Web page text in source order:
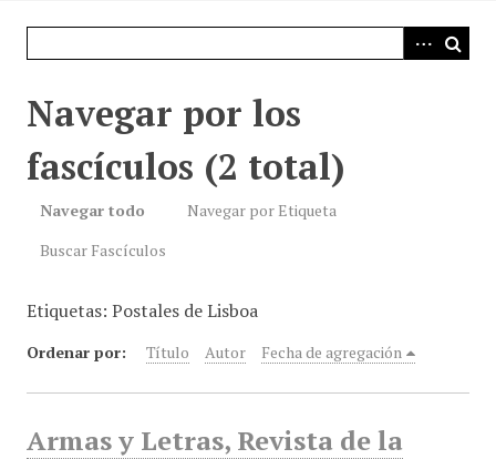
Navegar por los
fascículos (2 total)
Navegar todo
Navegar por Etiqueta
Buscar Fascículos
Etiquetas: Postales de Lisboa
Ordenar por: Título Autor Fecha de agregación
Armas y Letras, Revista de la